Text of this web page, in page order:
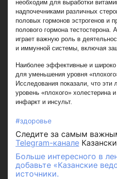
необходим для выработки
надпочечниками различных
половых гормонов эстрогенов и
полового гормона
играет важную роль в
и иммунной системы, включая
Наиболее эффективные и
для уменьшения уровня
Исследования показали, что эти
уровень «плохого» холестерина
инфаркт и инсульт.
#здоровье
Следите за самым
Telegram-канале
Больше интересного в
добавьте «Казанские
источники.